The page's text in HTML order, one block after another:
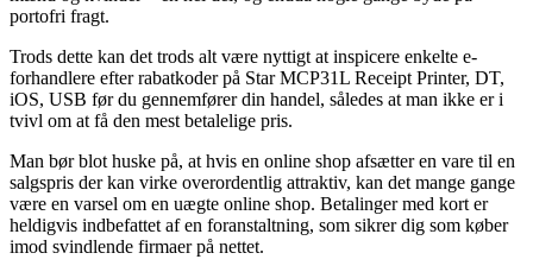
portofri fragt.
Trods dette kan det trods alt være nyttigt at inspicere enkelte e-
forhandlere efter rabatkoder på Star MCP31L Receipt Printer, DT,
iOS, USB før du gennemfører din handel, således at man ikke er i
tvivl om at få den mest betalelige pris.
Man bør blot huske på, at hvis en online shop afsætter en vare til en
salgspris der kan virke overordentlig attraktiv, kan det mange gange
være en varsel om en uægte online shop. Betalinger med kort er
heldigvis indbefattet af en foranstaltning, som sikrer dig som køber
imod svindlende firmaer på nettet.